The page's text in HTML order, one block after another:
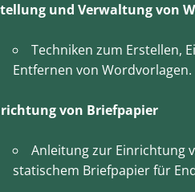
und Verwaltung von
Techniken zum Erstellen,
Entfernen von Wordvorlagen.
von Briefpapier
Anleitung zur Einrichtung
statischem Briefpapier für